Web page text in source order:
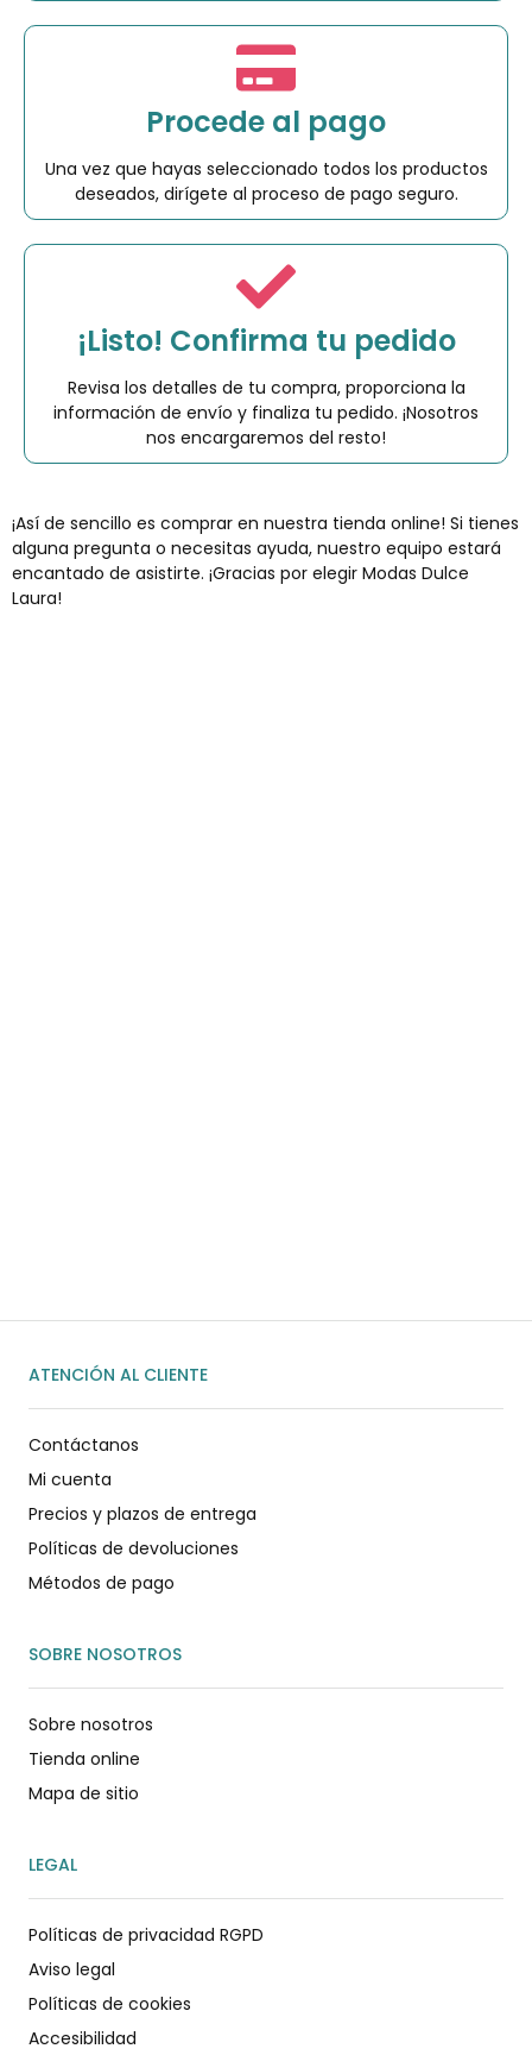
Procede al pago
Una vez que hayas seleccionado todos los productos
deseados, dirígete al proceso de pago seguro.
¡Listo! Confirma tu pedido
Revisa los detalles de tu compra, proporciona la
información de envío y finaliza tu pedido. ¡Nosotros
nos encargaremos del resto!
¡Así de sencillo es comprar en nuestra tienda online! Si tienes
alguna pregunta o necesitas ayuda, nuestro equipo estará
encantado de asistirte. ¡Gracias por elegir Modas Dulce
Laura!
ATENCIÓN AL CLIENTE
Contáctanos
Mi cuenta
Precios y plazos de entrega
Políticas de devoluciones
Métodos de pago
SOBRE NOSOTROS
Sobre nosotros
Tienda online
Mapa de sitio
LEGAL
Políticas de privacidad RGPD
Aviso legal
Políticas de cookies
Accesibilidad